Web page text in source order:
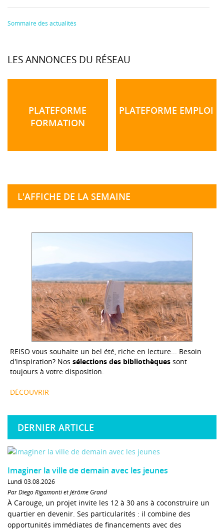
Sommaire des actualités
LES ANNONCES DU RÉSEAU
PLATEFORME
FORMATION
PLATEFORME EMPLOI
L'AFFICHE DE LA SEMAINE
REISO vous souhaite un bel été, riche en lecture... Besoin
d'inspiration? Nos sélections des bibliothèques sont
toujours à votre disposition.
DÉCOUVRIR
DERNIER ARTICLE
Imaginer la ville de demain avec les jeunes
Lundi 03.08.2026
Par Diego Rigamonti et Jérôme Grand
À Carouge, un projet invite les 12 à 30 ans à coconstruire un
quartier en devenir. Ses particularités : il combine des
opportunités immédiates de financements avec des